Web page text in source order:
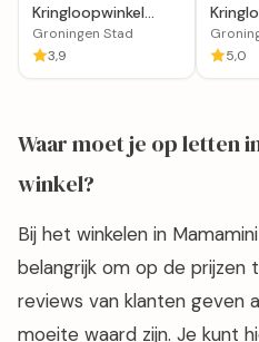
Kringloopwinkel
Appel & Ei
Groningen
Groningen Stad
3,9
5,0
Waar moet je op letten
winkel?
Bij het winkelen in
belangrijk om op de
reviews van klanten geven
moeite waard zijn. Je kunt